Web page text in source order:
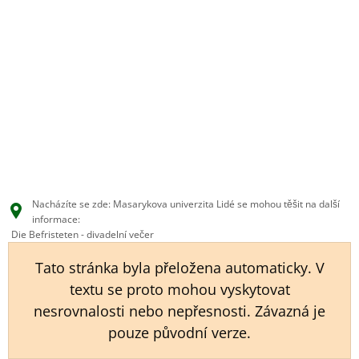
Nacházíte se zde: Masarykova univerzita Lidé se mohou těšit na další
informace:
Die Befristeten - divadelní večer
Tato stránka byla přeložena automaticky. V
textu se proto mohou vyskytovat
nesrovnalosti nebo nepřesnosti. Závazná je
pouze původní verze.